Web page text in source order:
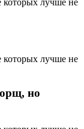
но